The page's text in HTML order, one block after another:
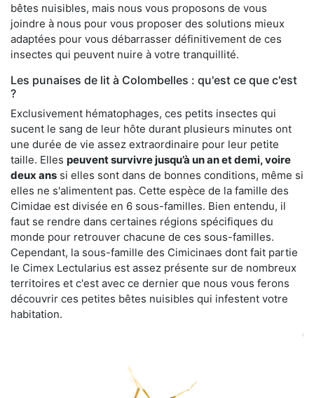
bêtes nuisibles, mais nous vous proposons de vous
joindre à nous pour vous proposer des solutions mieux
adaptées pour vous débarrasser définitivement de ces
insectes qui peuvent nuire à votre tranquillité.
Les punaises de lit à Colombelles : qu'est ce que c'est
?
Exclusivement hématophages, ces petits insectes qui
sucent le sang de leur hôte durant plusieurs minutes ont
une durée de vie assez extraordinaire pour leur petite
taille. Elles peuvent survivre jusqu’à un an et demi, voire
deux ans si elles sont dans de bonnes conditions, même si
elles ne s'alimentent pas. Cette espèce de la famille des
Cimidae est divisée en 6 sous-familles. Bien entendu, il
faut se rendre dans certaines régions spécifiques du
monde pour retrouver chacune de ces sous-familles.
Cependant, la sous-famille des Cimicinaes dont fait partie
le Cimex Lectularius est assez présente sur de nombreux
territoires et c'est avec ce dernier que nous vous ferons
découvrir ces petites bêtes nuisibles qui infestent votre
habitation.